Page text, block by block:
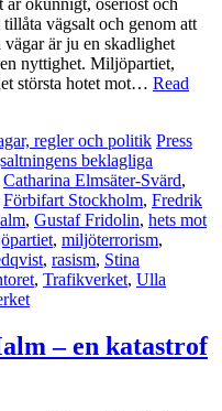
är okunnigt, oseriöst och
tillåta vägsalt och genom att
är ju en skadlighet
nyttighet. Miljöpartiet,
största hotet mot… Read
regler och politik Press
beklagliga
Catharina Elmsäter-Svärd,
Förbifart Stockholm, Fredrik
, Gustaf Fridolin, hets mot
, miljöterrorism,
, rasism, Stina
, Trafikverket, Ulla
– en katastrof